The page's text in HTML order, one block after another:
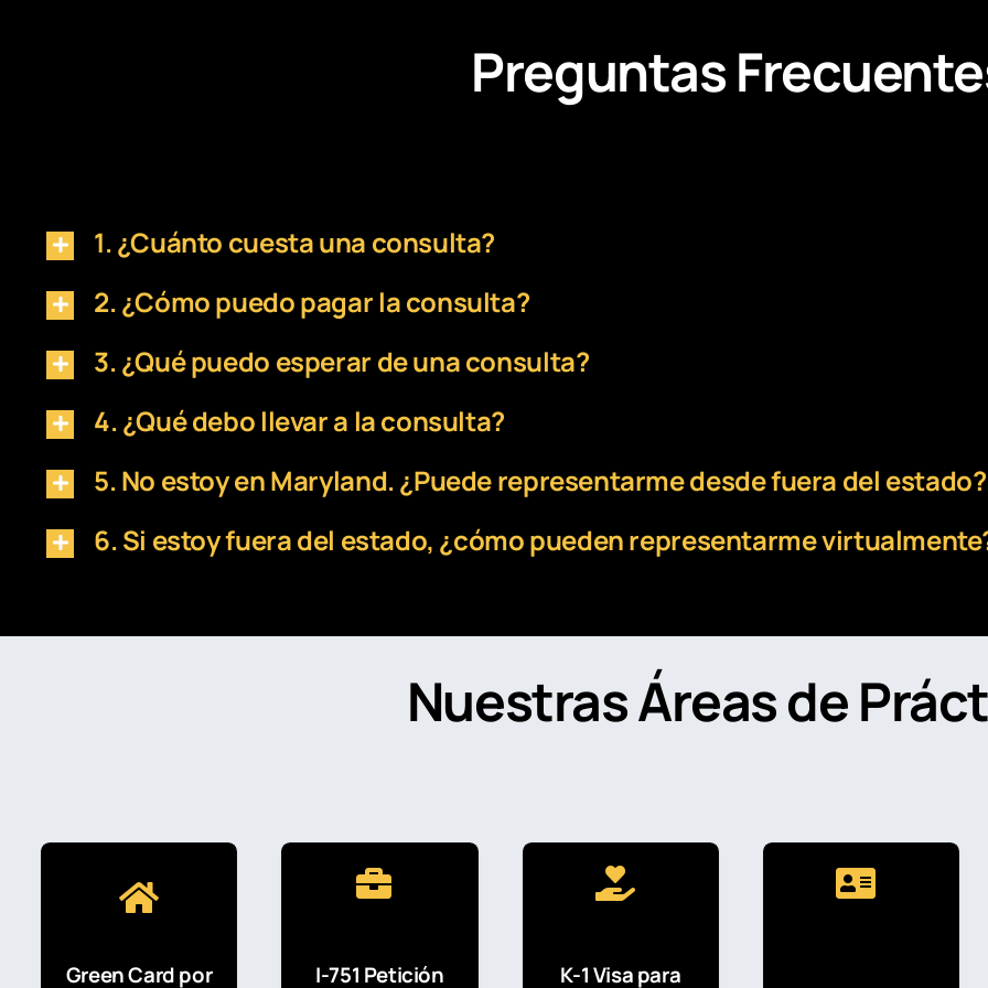
Preguntas
1. ¿Cuánto cuesta una consulta?
2. ¿Cómo puedo pagar la consulta?
3. ¿Qué puedo esperar de una consulta?
4. ¿Qué debo llevar a la consulta?
5. No estoy en Maryland. ¿Puede representarme desde fuera del estado?
6. Si estoy fuera del estado, ¿cómo pueden representarme
Nuestras Áreas de
Green Card por I-751 Petición K-1 Visa para